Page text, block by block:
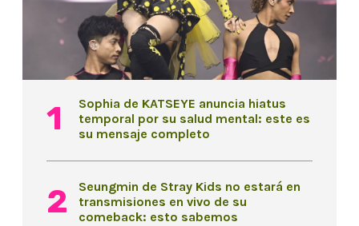
Sophia de KATSEYE anuncia hiatus
temporal por su salud mental: este es
su mensaje completo
Seungmin de Stray Kids no estará en
transmisiones en vivo de su
comeback: esto sabemos